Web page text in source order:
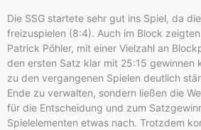
Die SSG startete sehr gut ins Spiel, da
freizuspielen (8:4). Auch im Block
Patrick Pöhler, mit einer Vielzahl an
den ersten Satz klar mit 25:15 gewinnen
zu den vergangenen Spielen deutlich
Ende zu verwalten, sondern ließen die
für die Entscheidung und zum
Spielelementen etwas nach. Trotzdem